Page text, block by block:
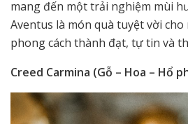
mang đến một trải nghiệm mùi
Aventus là món quà tuyệt vời
phong cách thành đạt, tự tin và
Creed Carmina (Gỗ – Hoa – Hổ